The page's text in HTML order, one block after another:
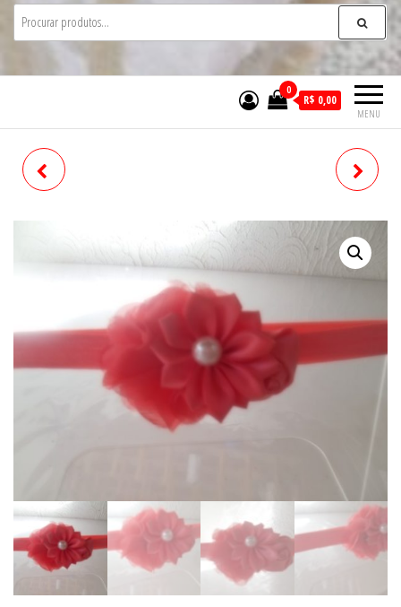
MENU
0
R$ 0,00